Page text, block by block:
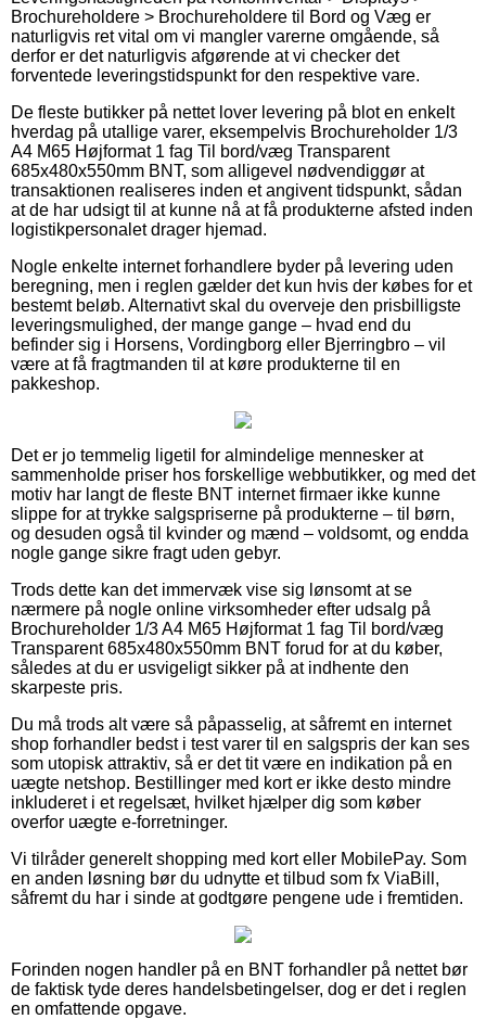
Brochureholdere > Brochureholdere til Bord og Væg er
naturligvis ret vital om vi mangler varerne omgående, så
derfor er det naturligvis afgørende at vi checker det
forventede leveringstidspunkt for den respektive vare.
De fleste butikker på nettet lover levering på blot en enkelt
hverdag på utallige varer, eksempelvis Brochureholder 1/3
A4 M65 Højformat 1 fag Til bord/væg Transparent
685x480x550mm BNT, som alligevel nødvendiggør at
transaktionen realiseres inden et angivent tidspunkt, sådan
at de har udsigt til at kunne nå at få produkterne afsted inden
logistikpersonalet drager hjemad.
Nogle enkelte internet forhandlere byder på levering uden
beregning, men i reglen gælder det kun hvis der købes for et
bestemt beløb. Alternativt skal du overveje den prisbilligste
leveringsmulighed, der mange gange – hvad end du
befinder sig i Horsens, Vordingborg eller Bjerringbro – vil
være at få fragtmanden til at køre produkterne til en
pakkeshop.
Det er jo temmelig ligetil for almindelige mennesker at
sammenholde priser hos forskellige webbutikker, og med det
motiv har langt de fleste BNT internet firmaer ikke kunne
slippe for at trykke salgspriserne på produkterne – til børn,
og desuden også til kvinder og mænd – voldsomt, og endda
nogle gange sikre fragt uden gebyr.
Trods dette kan det immervæk vise sig lønsomt at se
nærmere på nogle online virksomheder efter udsalg på
Brochureholder 1/3 A4 M65 Højformat 1 fag Til bord/væg
Transparent 685x480x550mm BNT forud for at du køber,
således at du er usvigeligt sikker på at indhente den
skarpeste pris.
Du må trods alt være så påpasselig, at såfremt en internet
shop forhandler bedst i test varer til en salgspris der kan ses
som utopisk attraktiv, så er det tit være en indikation på en
uægte netshop. Bestillinger med kort er ikke desto mindre
inkluderet i et regelsæt, hvilket hjælper dig som køber
overfor uægte e-forretninger.
Vi tilråder generelt shopping med kort eller MobilePay. Som
en anden løsning bør du udnytte et tilbud som fx ViaBill,
såfremt du har i sinde at godtgøre pengene ude i fremtiden.
Forinden nogen handler på en BNT forhandler på nettet bør
de faktisk tyde deres handelsbetingelser, dog er det i reglen
en omfattende opgave.